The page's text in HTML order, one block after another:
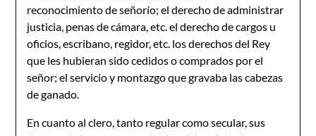
reconocimiento de señorío; el derecho de administrar
justicia, penas de cámara, etc. el derecho de cargos u
oficios, escribano, regidor, etc. los derechos del Rey
que les hubieran sido cedidos o comprados por el
señor; el servicio y montazgo que gravaba las cabezas
de ganado.
En cuanto al clero, tanto regular como secular, sus